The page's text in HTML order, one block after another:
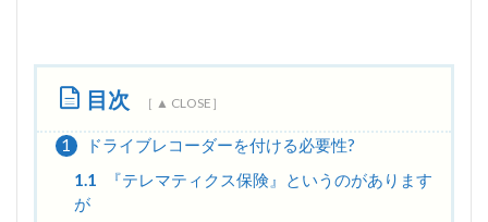
目次
1
ドライブレコーダーを付ける必要性?
1.1
『テレマティクス保険』というのがあります
が